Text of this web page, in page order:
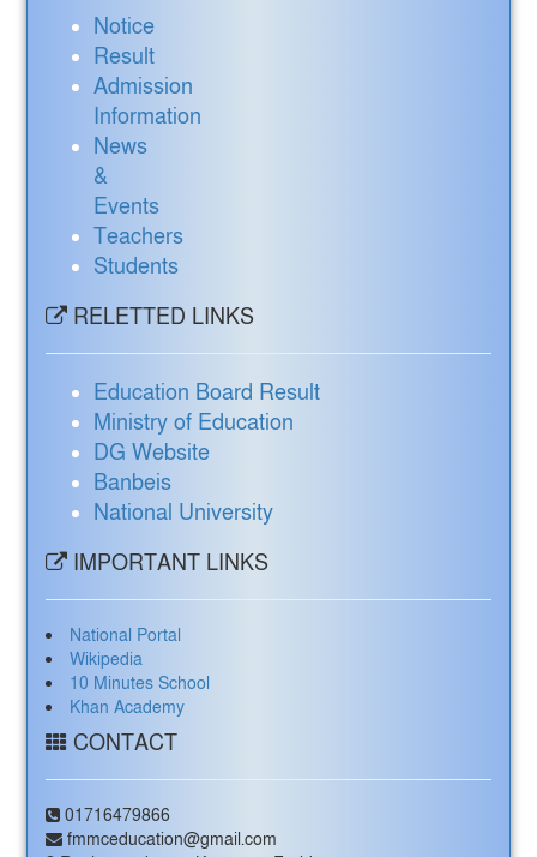
Notice
Result
Admission
Information
News
&
Events
Teachers
Students
RELETTED LINKS
Education Board Result
Ministry of Education
DG Website
Banbeis
National University
IMPORTANT LINKS
National Portal
Wikipedia
10 Minutes School
Khan Academy
CONTACT
01716479866
fmmceducation@gmail.com